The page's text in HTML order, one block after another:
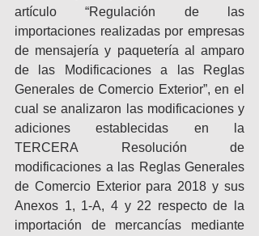
artículo “Regulación de las
importaciones realizadas por empresas
de mensajería y paquetería al amparo
de las Modificaciones a las Reglas
Generales de Comercio Exterior”, en el
cual se analizaron las modificaciones y
adiciones establecidas en la
TERCERA Resolución de
modificaciones a las Reglas Generales
de Comercio Exterior para 2018 y sus
Anexos 1, 1-A, 4 y 22 respecto de la
importación de mercancías mediante